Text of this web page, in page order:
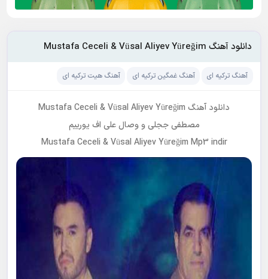
دانلود آهنگ Mustafa Ceceli & Vüsal Aliyev Yüreğim
آهنگ ترکیه ای آهنگ غمگین ترکیه ای آهنگ هیت ترکیه ای
دانلود آهنگ Mustafa Ceceli & Vüsal Aliyev Yüreğim
مصطفی ججلی و وصال علی اف یورییم
Mustafa Ceceli & Vüsal Aliyev Yüreğim Mp3 indir